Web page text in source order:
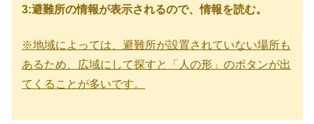
3:避難所の情報が表示されるので、情報を読む。
※地域によっては、避難所が設置されていない場所も
あるため、広域にして探すと「人の形」のボタンが出
てくることが多いです。